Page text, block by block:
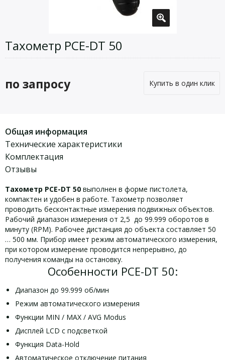
Тахометр PCE-DT 50
по запросу Купить в один клик
Общая информация
Технические характеристики
Комплектация
Отзывы
Тахометр PCE-DT 50 выполнен в форме пистолета,
компактен и удобен в работе. Тахометр позволяет
проводить бесконтактные измерения подвижных объектов.
Рабочий диапазон измерения от 2,5 до 99.999 оборотов в
минуту (RPM). Рабочее дистанция до объекта составляет 50
… 500 мм. Прибор имеет режим автоматического измерения,
при котором измерение проводится непрерывно, до
получения команды на остановку.
Особенности PCE-DT 50:
Диапазон до 99.999 об/мин
Режим автоматического измерения
Функции MIN / MAX / AVG Modus
Дисплей LСD с подсветкой
Функция Data-Hold
Автоматическое отключение питания